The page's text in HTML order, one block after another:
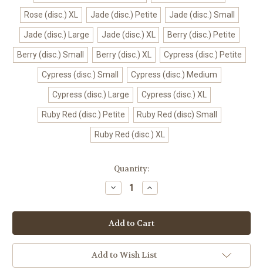
Rose (disc.) XL Jade (disc.) Petite Jade (disc.) Small
Jade (disc.) Large Jade (disc.) XL Berry (disc.) Petite
Berry (disc.) Small Berry (disc.) XL Cypress (disc.) Petite
Cypress (disc.) Small Cypress (disc.) Medium
Cypress (disc.) Large Cypress (disc.) XL
Ruby Red (disc.) Petite Ruby Red (disc) Small
Ruby Red (disc.) XL
Quantity:
Decrease
Quantity:
Increase
Quantity:
Add to Wish List